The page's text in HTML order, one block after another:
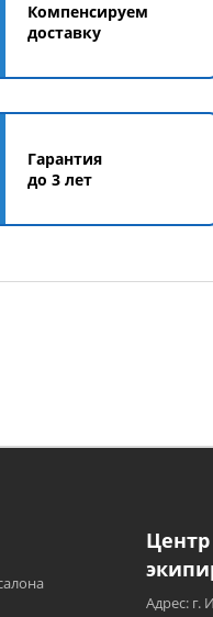
Компенсируем
доставку
Гарантия
до 3 лет
Адрес: г.